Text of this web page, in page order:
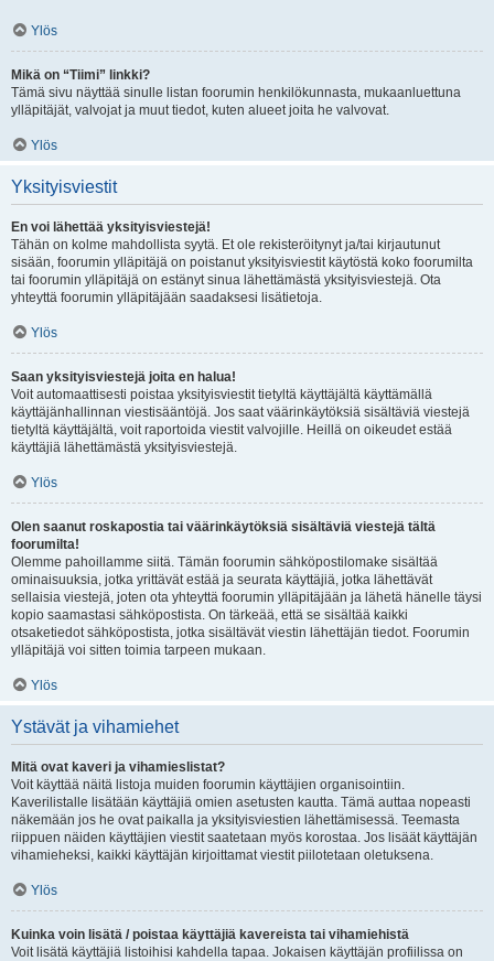
Ylös
Mikä on “Tiimi” linkki?
Tämä sivu näyttää sinulle listan foorumin henkilökunnasta, mukaanluettuna
ylläpitäjät, valvojat ja muut tiedot, kuten alueet joita he valvovat.
Ylös
Yksityisviestit
En voi lähettää yksityisviestejä!
Tähän on kolme mahdollista syytä. Et ole rekisteröitynyt ja/tai kirjautunut
sisään, foorumin ylläpitäjä on poistanut yksityisviestit käytöstä koko foorumilta
tai foorumin ylläpitäjä on estänyt sinua lähettämästä yksityisviestejä. Ota
yhteyttä foorumin ylläpitäjään saadaksesi lisätietoja.
Ylös
Saan yksityisviestejä joita en halua!
Voit automaattisesti poistaa yksityisviestit tietyltä käyttäjältä käyttämällä
käyttäjänhallinnan viestisääntöjä. Jos saat väärinkäytöksiä sisältäviä viestejä
tietyltä käyttäjältä, voit raportoida viestit valvojille. Heillä on oikeudet estää
käyttäjiä lähettämästä yksityisviestejä.
Ylös
Olen saanut roskapostia tai väärinkäytöksiä sisältäviä viestejä tältä
foorumilta!
Olemme pahoillamme siitä. Tämän foorumin sähköpostilomake sisältää
ominaisuuksia, jotka yrittävät estää ja seurata käyttäjiä, jotka lähettävät
sellaisia viestejä, joten ota yhteyttä foorumin ylläpitäjään ja lähetä hänelle täysi
kopio saamastasi sähköpostista. On tärkeää, että se sisältää kaikki
otsaketiedot sähköpostista, jotka sisältävät viestin lähettäjän tiedot. Foorumin
ylläpitäjä voi sitten toimia tarpeen mukaan.
Ylös
Ystävät ja vihamiehet
Mitä ovat kaveri ja vihamieslistat?
Voit käyttää näitä listoja muiden foorumin käyttäjien organisointiin.
Kaverilistalle lisätään käyttäjiä omien asetusten kautta. Tämä auttaa nopeasti
näkemään jos he ovat paikalla ja yksityisviestien lähettämisessä. Teemasta
riippuen näiden käyttäjien viestit saatetaan myös korostaa. Jos lisäät käyttäjän
vihamieheksi, kaikki käyttäjän kirjoittamat viestit piilotetaan oletuksena.
Ylös
Kuinka voin lisätä / poistaa käyttäjiä kavereista tai vihamiehistä
Voit lisätä käyttäjiä listoihisi kahdella tapaa. Jokaisen käyttäjän profiilissa on